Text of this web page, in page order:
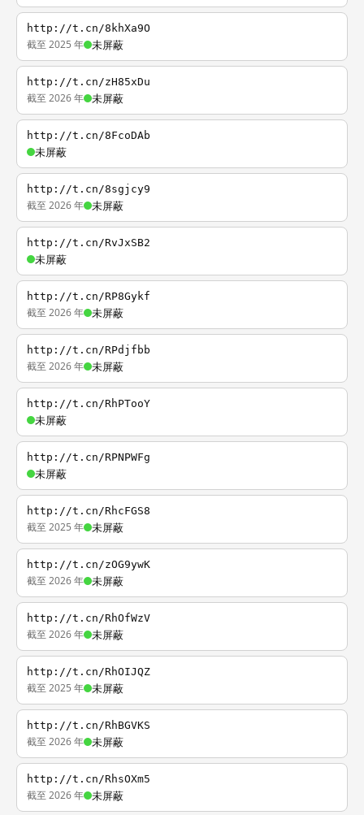
http://t.cn/8khXa9O
截至 2025 年 未屏蔽
http://t.cn/zH85xDu
截至 2026 年 未屏蔽
http://t.cn/8FcoDAb
未屏蔽
http://t.cn/8sgjcy9
截至 2026 年 未屏蔽
http://t.cn/RvJxSB2
未屏蔽
http://t.cn/RP8Gykf
截至 2026 年 未屏蔽
http://t.cn/RPdjfbb
截至 2026 年 未屏蔽
http://t.cn/RhPTooY
未屏蔽
http://t.cn/RPNPWFg
未屏蔽
http://t.cn/RhcFGS8
截至 2025 年 未屏蔽
http://t.cn/zOG9ywK
截至 2026 年 未屏蔽
http://t.cn/RhOfWzV
截至 2026 年 未屏蔽
http://t.cn/RhOIJQZ
截至 2025 年 未屏蔽
http://t.cn/RhBGVKS
截至 2026 年 未屏蔽
http://t.cn/RhsOXm5
截至 2026 年 未屏蔽